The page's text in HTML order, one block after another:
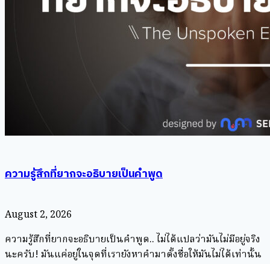
ความรู้สึกที่ยากจะอธิบายเป็นคำพูด
August 2, 2026
ความรู้สึกที่ยากจะอธิบายเป็นคำพูด.. ไม่ได้แปลว่ามันไม่มีอยู่จริง
นะครับ! มันแค่อยู่ในจุดที่เรายังหาคำมาตั้งชื่อให้มันไม่ได้เท่านั้น